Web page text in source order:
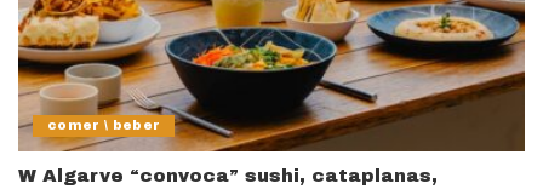
comer \ beber
W Algarve “convoca” sushi, cataplanas,